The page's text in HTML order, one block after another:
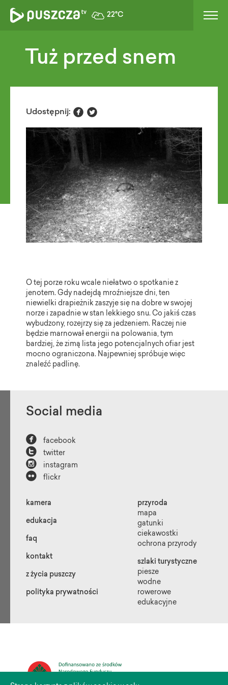
22°C
Tuż przed snem
Udostępnij:  
O tej porze roku wcale niełatwo o spotkanie z
jenotem. Gdy nadejdą mroźniejsze dni, ten
niewielki drapieżnik zaszyje się na dobre w swojej
norze i zapadnie w stan lekkiego snu. Co jakiś czas
wybudzony, rozejrzy się za jedzeniem. Raczej nie
będzie marnował energii na polowania, tym
bardziej, że zimą lista jego potencjalnych ofiar jest
mocno ograniczona. Najpewniej spróbuje więc
znaleźć padlinę.
Social media
 facebook
 twitter
 instagram
 flickr
kamera
edukacja
faq
kontakt
z życia puszczy
polityka prywatności
przyroda
mapa
gatunki
ciekawostki
ochrona przyrody
szlaki turystyczne
piesze
wodne
rowerowe
edukacyjne